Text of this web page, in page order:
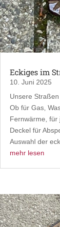
Eckiges im
10. Juni 2025
Unsere
Ob für Gas,
Fernwärme, für
Deckel für
Auswahl der
mehr lesen